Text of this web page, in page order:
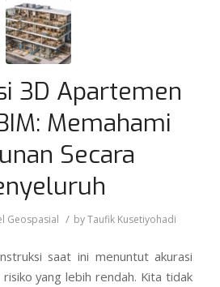
3D Apartemen
Memahami
Secara
Geospasial / byTaufik Kusetiyohadi
saat ini menuntut akurasi
yang lebih rendah. Kita tidak